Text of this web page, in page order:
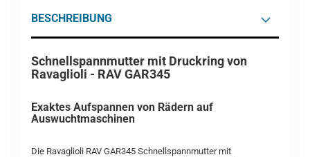
BESCHREIBUNG
Schnellspannmutter mit Druckring von
Ravaglioli - RAV GAR345
Exaktes Aufspannen von Rädern auf
Auswuchtmaschinen
Die Ravaglioli RAV GAR345 Schnellspannmutter mit